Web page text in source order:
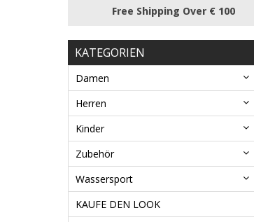
Free Shipping Over € 100
KATEGORIEN
Damen
Herren
Kinder
Zubehör
Wassersport
KAUFE DEN LOOK